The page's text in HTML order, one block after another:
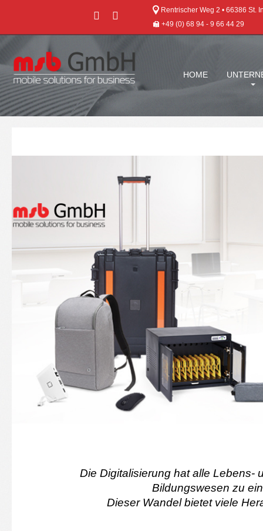
Rentrischer Weg 2 • 66386 St.
+49 (0) 68 94 - 9 66 44 29
HOME
Die Digitalisierung hat alle Lebens-
Bildungswesen zu
Dieser Wandel bietet viele